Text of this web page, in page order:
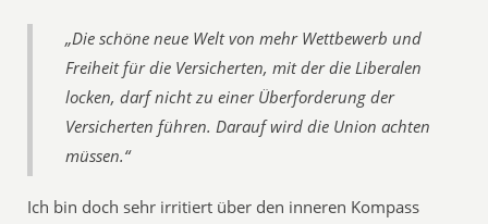
„Die schöne neue Welt von mehr Wettbewerb und
Freiheit für die Versicherten, mit der die Liberalen
locken, darf nicht zu einer Überforderung der
Versicherten führen. Darauf wird die Union achten
müssen.“
Ich bin doch sehr irritiert über den inneren Kompass